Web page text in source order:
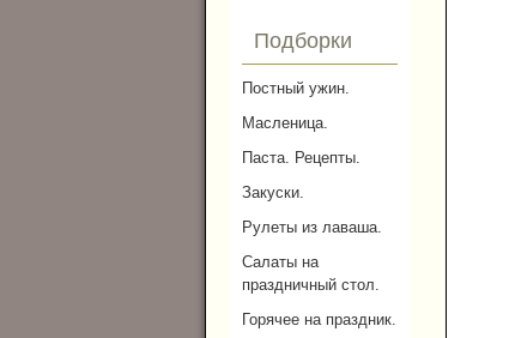
Подборки
Постный ужин.
Масленица.
Паста. Рецепты.
Закуски.
Рулеты из лаваша.
Салаты на
праздничный стол.
Горячее на праздник.